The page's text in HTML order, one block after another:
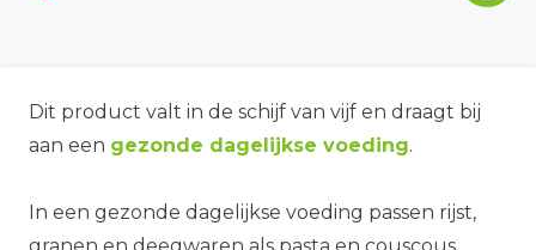
Dit product valt in de schijf van vijf en draagt bij
aan een gezonde dagelijkse voeding.
In een gezonde dagelijkse voeding passen rijst,